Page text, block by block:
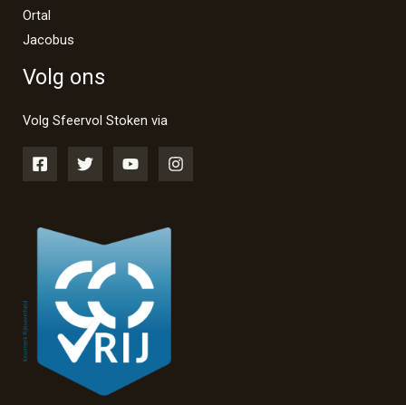
Ortal
Jacobus
Volg ons
Volg Sfeervol Stoken via